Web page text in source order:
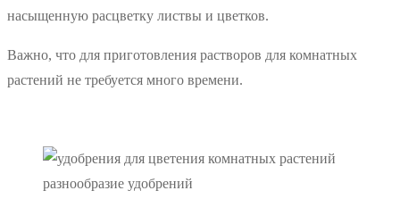
насыщенную расцветку листвы и цветков.
Важно, что для приготовления растворов для комнатных
растений не требуется много времени.
разнообразие удобрений